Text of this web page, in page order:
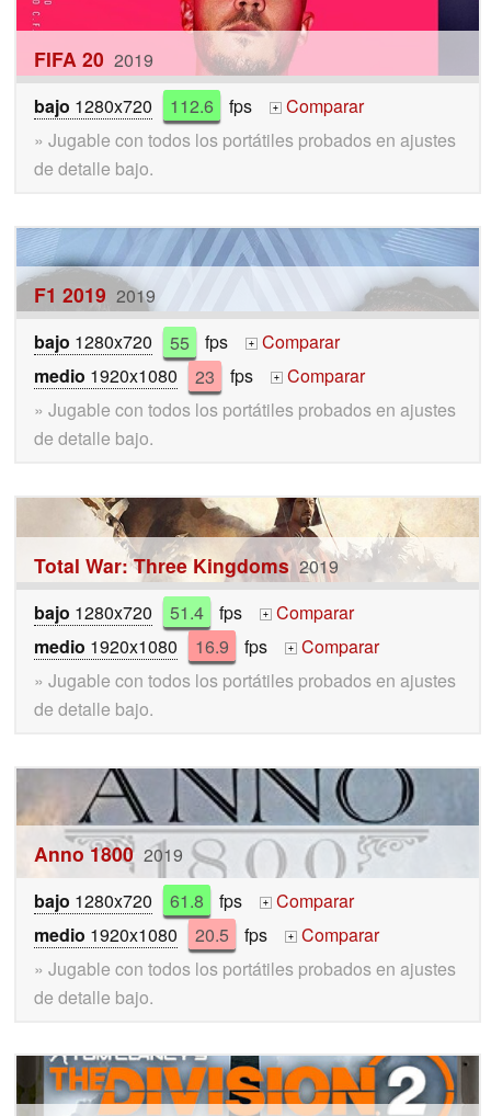
FIFA 20 2019
bajo 1280x720 112.6 fps +
Comparar
» Jugable con todos los portátiles probados en ajustes
de detalle bajo.
F1 2019 2019
bajo 1280x720 55 fps +
Comparar
medio 1920x1080 23 fps +
Comparar
» Jugable con todos los portátiles probados en ajustes
de detalle bajo.
Total War: Three Kingdoms 2019
bajo 1280x720 51.4 fps +
Comparar
medio 1920x1080 16.9 fps +
Comparar
» Jugable con todos los portátiles probados en ajustes
de detalle bajo.
Anno 1800 2019
bajo 1280x720 61.8 fps +
Comparar
medio 1920x1080 20.5 fps +
Comparar
» Jugable con todos los portátiles probados en ajustes
de detalle bajo.